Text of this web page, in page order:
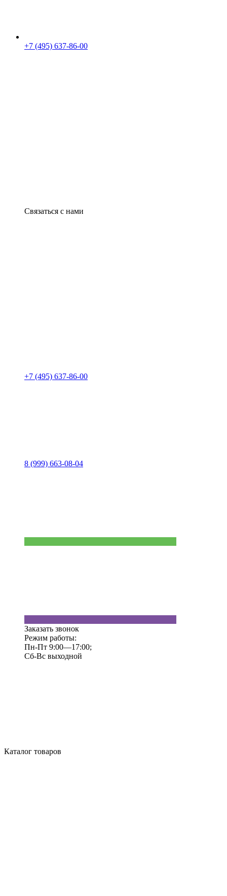
+7 (495) 637-86-00
Связаться с нами
+7 (495) 637-86-00
8 (999) 663-08-04
Заказать звонок
Режим работы:
Пн-Пт 9:00—17:00;
Сб-Вс выходной
Каталог товаров